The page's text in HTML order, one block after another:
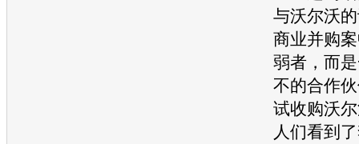
与沃尔沃
商业并购
弱者，而
不的合作
试收购沃
人们看到